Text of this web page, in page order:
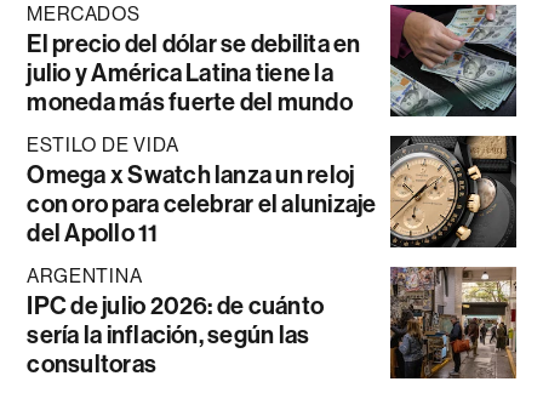
MERCADOS
El precio del dólar se debilita en
julio y América Latina tiene la
moneda más fuerte del mundo
ESTILO DE VIDA
Omega x Swatch lanza un reloj
con oro para celebrar el alunizaje
del Apollo 11
ARGENTINA
IPC de julio 2026: de cuánto
sería la inflación, según las
consultoras